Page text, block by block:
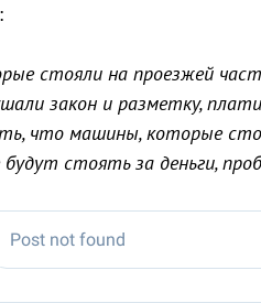
стояли на проезжей
закон и разметку,
что машины, которые
стоять за деньги,